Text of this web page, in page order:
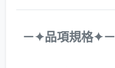
－✦品項規格✦－